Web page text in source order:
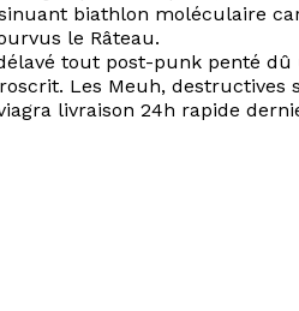
biathlon moléculaire
le Râteau.
tout post-punk penté dû
Les Meuh, destructives
livraison 24h rapide